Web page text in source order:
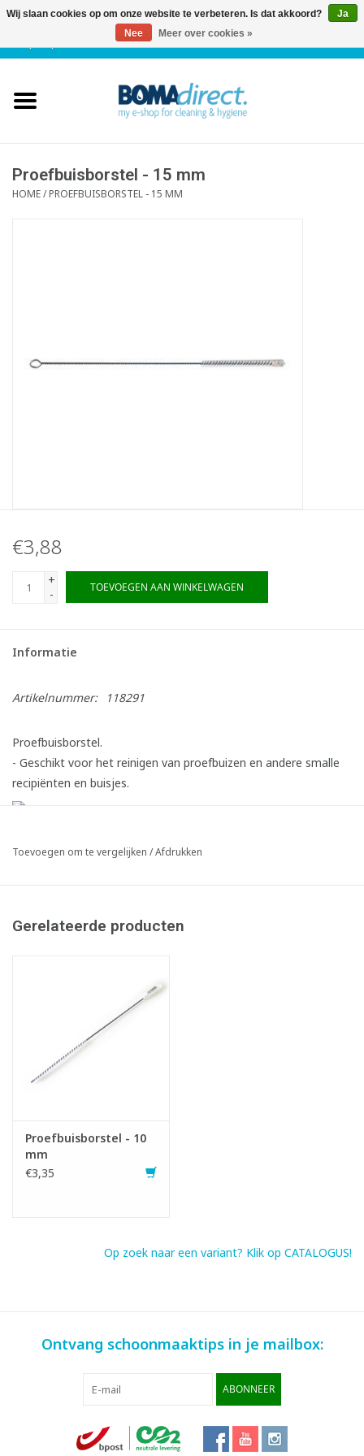
Klantenservice
Proefbuisborstel - 15 mm
HOME/PROEFBUISBORSTEL - 15 MM
€3,88
+
-
TOEVOEGEN AAN WINKELWAGEN
Informatie
Artikelnummer: 118291
Proefbuisborstel.
- Geschikt voor het reinigen van proefbuizen en andere smalle
recipiënten en buisjes.
Toevoegen om te vergelijken /Afdrukken
Gerelateerde producten
Proefbuisborstel - 10
mm
€3,35
Op zoek naar een variant? Klik op CATALOGUS!
Ontvang schoonmaaktips in je mailbox:
ABONNEER
Wij slaan cookies op om onze website te verbeteren. Is dat akkoord?
Ja
Nee
Meer over cookies »